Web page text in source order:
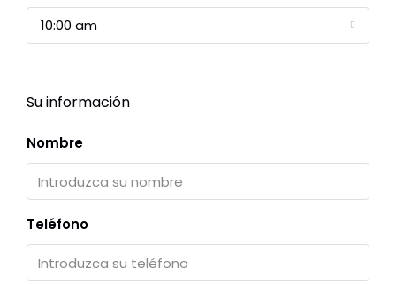
10:00 am
Su información
Nombre
Teléfono